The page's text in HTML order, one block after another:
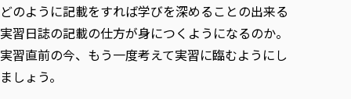
どのように記載をすれば学びを深めることの出来る
実習日誌の記載の仕方が身につくようになるのか。
実習直前の今、もう一度考えて実習に臨むようにし
ましょう。